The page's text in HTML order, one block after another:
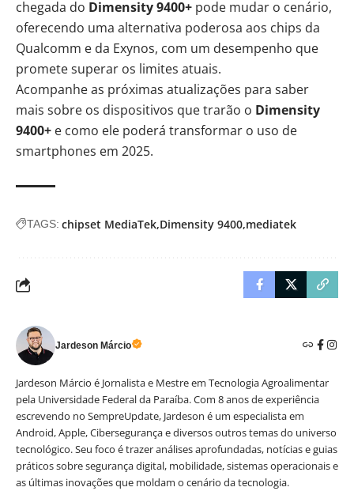
chegada do Dimensity 9400+ pode mudar o cenário,
oferecendo uma alternativa poderosa aos chips da
Qualcomm e da Exynos, com um desempenho que
promete superar os limites atuais.
Acompanhe as próximas atualizações para saber
mais sobre os dispositivos que trarão o Dimensity
9400+ e como ele poderá transformar o uso de
smartphones em 2025.
TAGS: chipset MediaTek Dimensity 9400 mediatek
Jardeson Márcio
Jardeson Márcio é Jornalista e Mestre em Tecnologia Agroalimentar
pela Universidade Federal da Paraíba. Com 8 anos de experiência
escrevendo no SempreUpdate, Jardeson é um especialista em
Android, Apple, Cibersegurança e diversos outros temas do universo
tecnológico. Seu foco é trazer análises aprofundadas, notícias e guias
práticos sobre segurança digital, mobilidade, sistemas operacionais e
as últimas inovações que moldam o cenário da tecnologia.